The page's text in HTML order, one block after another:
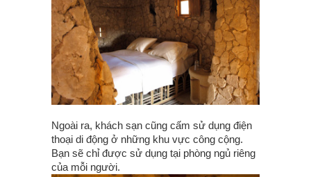
Ngoài ra, khách sạn cũng cấm sử dụng điện
thoại di động ở những khu vực công cộng.
Bạn sẽ chỉ được sử dụng tại phòng ngủ riêng
của mỗi người.